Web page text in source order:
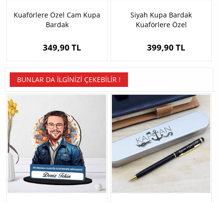
Kuaförlere Özel Cam Kupa
Bardak
349,90 TL
Siyah Kupa Bardak
Kuaförlere Özel
399,90 TL
BUNLAR DA İLGINIZI ÇEKEBILIR !